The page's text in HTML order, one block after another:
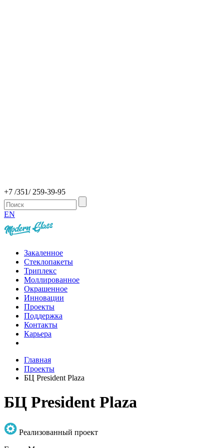
+7 /351/ 259-39-95
EN
Закаленное
Стеклопакеты
Триплекс
Моллированное
Окрашенное
Инновации
Проекты
Поддержка
Контакты
Карьера
Главная
Проекты
БЦ President Plaza
БЦ President Plaza
Реализованный проект